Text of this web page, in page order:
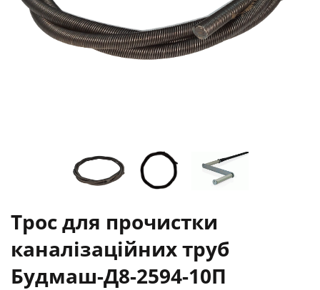
Трос для прочистки
каналізаційних труб
Будмаш-Д8-2594-10П